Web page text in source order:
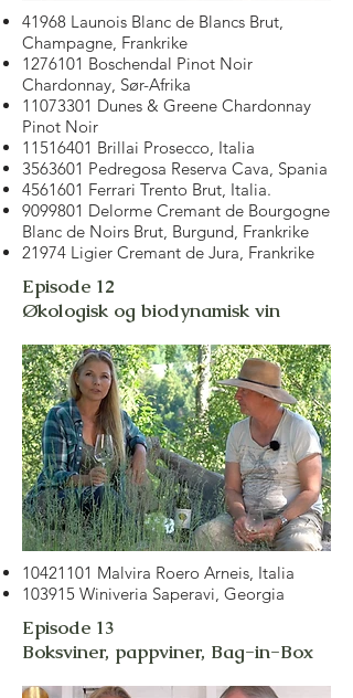
41968 Launois Blanc de Blancs Brut,
Champagne, Frankrike
1276101 Boschendal Pinot Noir
Chardonnay, Sør-Afrika
11073301 Dunes & Greene Chardonnay
Pinot Noir
11516401 Brillai Prosecco, Italia
3563601 Pedregosa Reserva Cava, Spania
4561601 Ferrari Trento Brut, Italia.
9099801 Delorme Cremant de Bourgogne
Blanc de Noirs Brut, Burgund, Frankrike
21974 Ligier Cremant de Jura, Frankrike
Episode 12
Økologisk og biodynamisk vin
10421101 Malvira Roero Arneis, Italia
103915 Winiveria Saperavi, Georgia
Episode 13
Boksviner, pappviner, Bag-in-Box